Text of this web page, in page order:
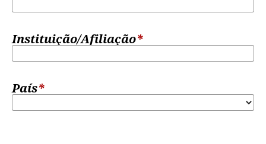
Instituição/Afiliação*
País*